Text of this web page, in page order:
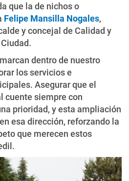
que la de nichos o
Felipe Mansilla Nogales,
y concejal de Calidad y
dentro de nuestro
los servicios e
Asegurar que el
cuente siempre con
prioridad, y esta ampliación
esa dirección, reforzando la
que merecen estos